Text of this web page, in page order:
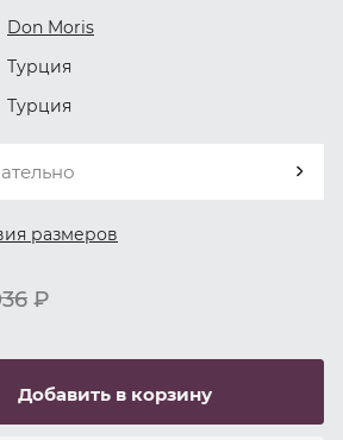
Don Moris
Турция
Турция
размеров
₽
Добавить в корзину